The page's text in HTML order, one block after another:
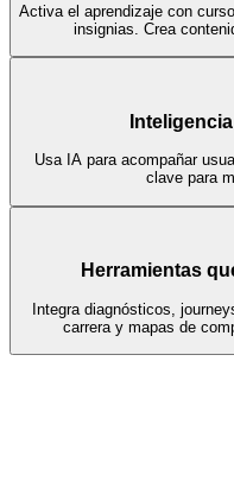
Activa el aprendizaje con
insignias. Crea
Usa IA para acompañar
clave para
Herramientas
Integra diagnósticos,
carrera y mapas de